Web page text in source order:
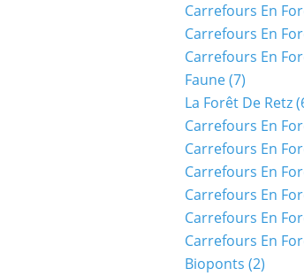
Carrefours En
Carrefours En
Carrefours En
Faune(7)
La Forêt De Retz
Carrefours En
Carrefours En
Carrefours En
Carrefours En
Carrefours En
Carrefours En
Bioponts (2)